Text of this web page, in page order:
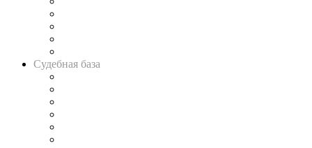
Судебная база